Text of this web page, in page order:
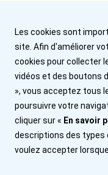
Prix Jean Trémolières
Aide
Nous contacter
Plan du site
Mentions légales
Les cookies sont
site. Afin d'améliorer
cookies pour collecter
vidéos et des boutons
», vous acceptez tous
poursuivre votre
cliquer sur « En savoir
descriptions des types
voulez accepter